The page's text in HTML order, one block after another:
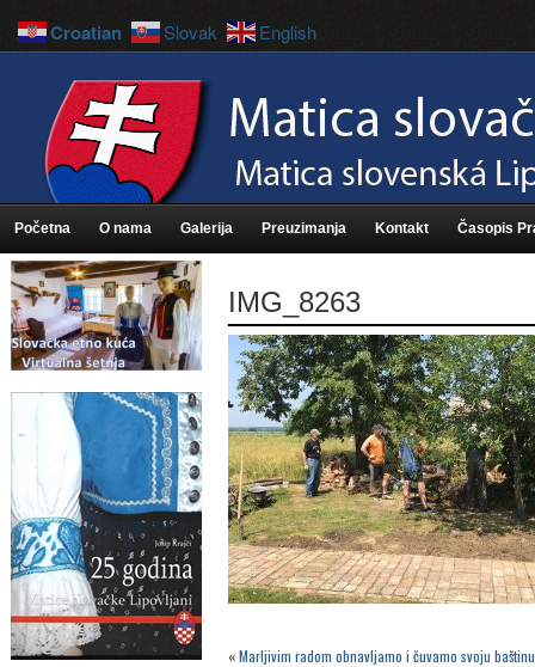
Početna O nama Galerija Preuzimanja Kontakt Časopis
IMG_8263
«Marljivim radom obnavljamo i čuvamo svoju
Croatian Slovak English